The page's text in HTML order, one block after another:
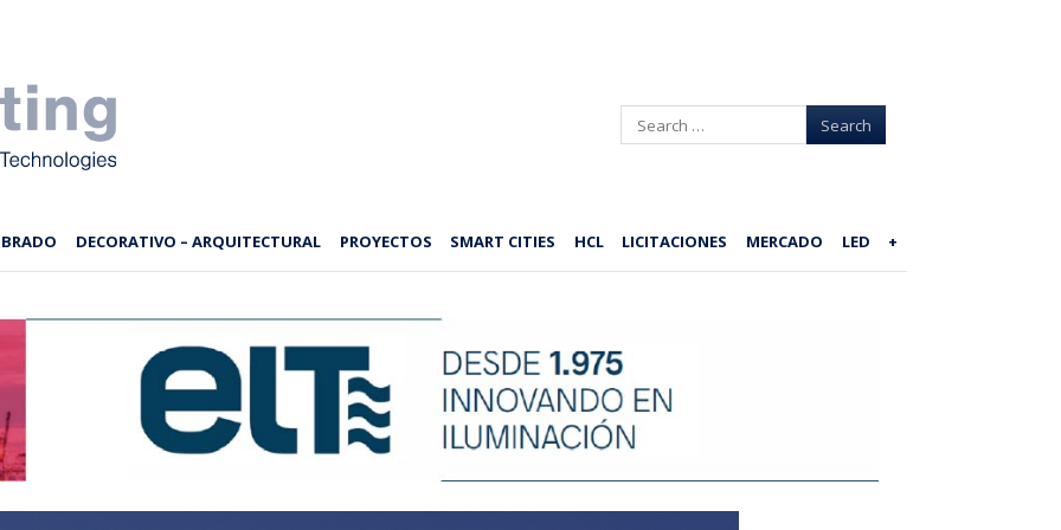
Search
DECORATIVO – ARQUITECTURAL PROYECTOS SMART CITIES HCL LICITACIONES MERCADO LED +